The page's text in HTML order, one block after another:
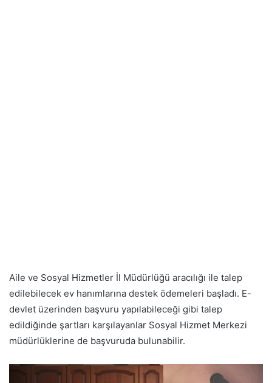
Aile ve Sosyal Hizmetler İl Müdürlüğü aracılığı ile talep
edilebilecek ev hanımlarına destek ödemeleri başladı. E-
devlet üzerinden başvuru yapılabileceği gibi talep
edildiğinde şartları karşılayanlar Sosyal Hizmet Merkezi
müdürlüklerine de başvuruda bulunabilir.